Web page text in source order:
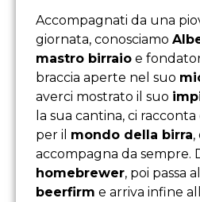
Accompagnati da una
giornata, conosciamo
mastro birraio e
braccia aperte nel suo
averci mostrato il suo
la sua cantina, ci
per il mondo della birra,
accompagna da sempre.
homebrewer, poi passa
beerfirm e arriva infine